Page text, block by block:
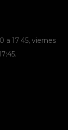
a 17:45, viernes